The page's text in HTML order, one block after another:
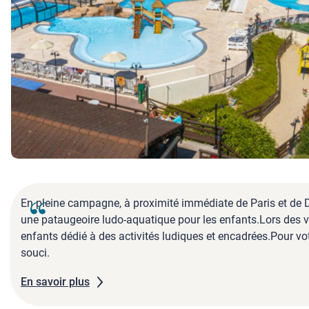
En pleine campagne, à proximité immédiate de Paris et
une pataugeoire ludo-aquatique pour les enfants.Lors
enfants dédié à des activités ludiques et encadrées.Pour
souci.
En savoir plus